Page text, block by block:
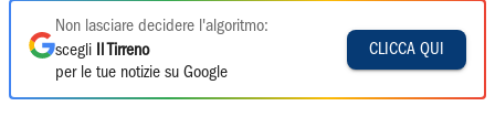
Non lasciare decidere l'algoritmo:
scegli
Il Tirreno
per le tue notizie su Google
CLICCA QUI